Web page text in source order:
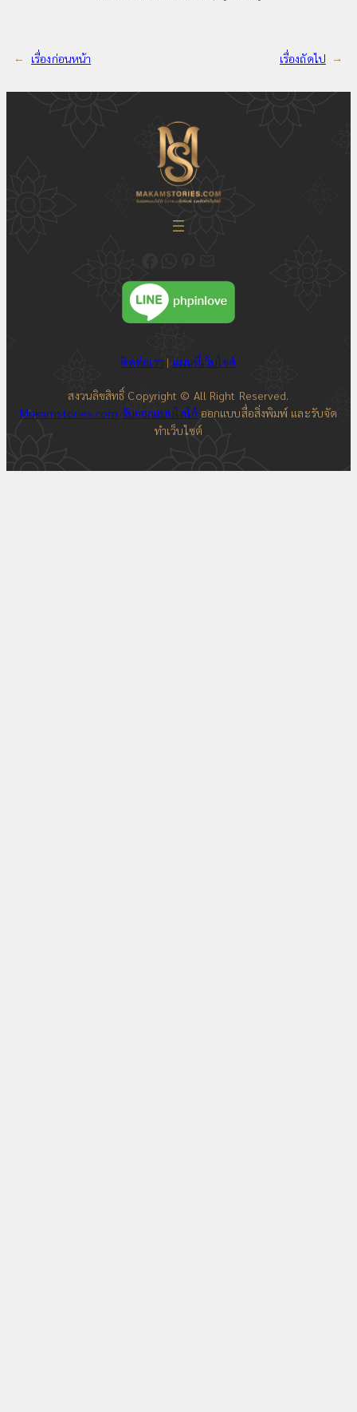
← เรื่องก่อนหน้า เรื่องถัดไป →
ติดต่อเรา | แผนที่เว็บไซต์
สงวนลิขสิทธิ์ Copyright © All Right Reserved.
Makamstories.com รับออกแบบโลโก้ออกแบบสื่อสิ่งพิมพ์ และรับจัด
ทำเว็บไซต์